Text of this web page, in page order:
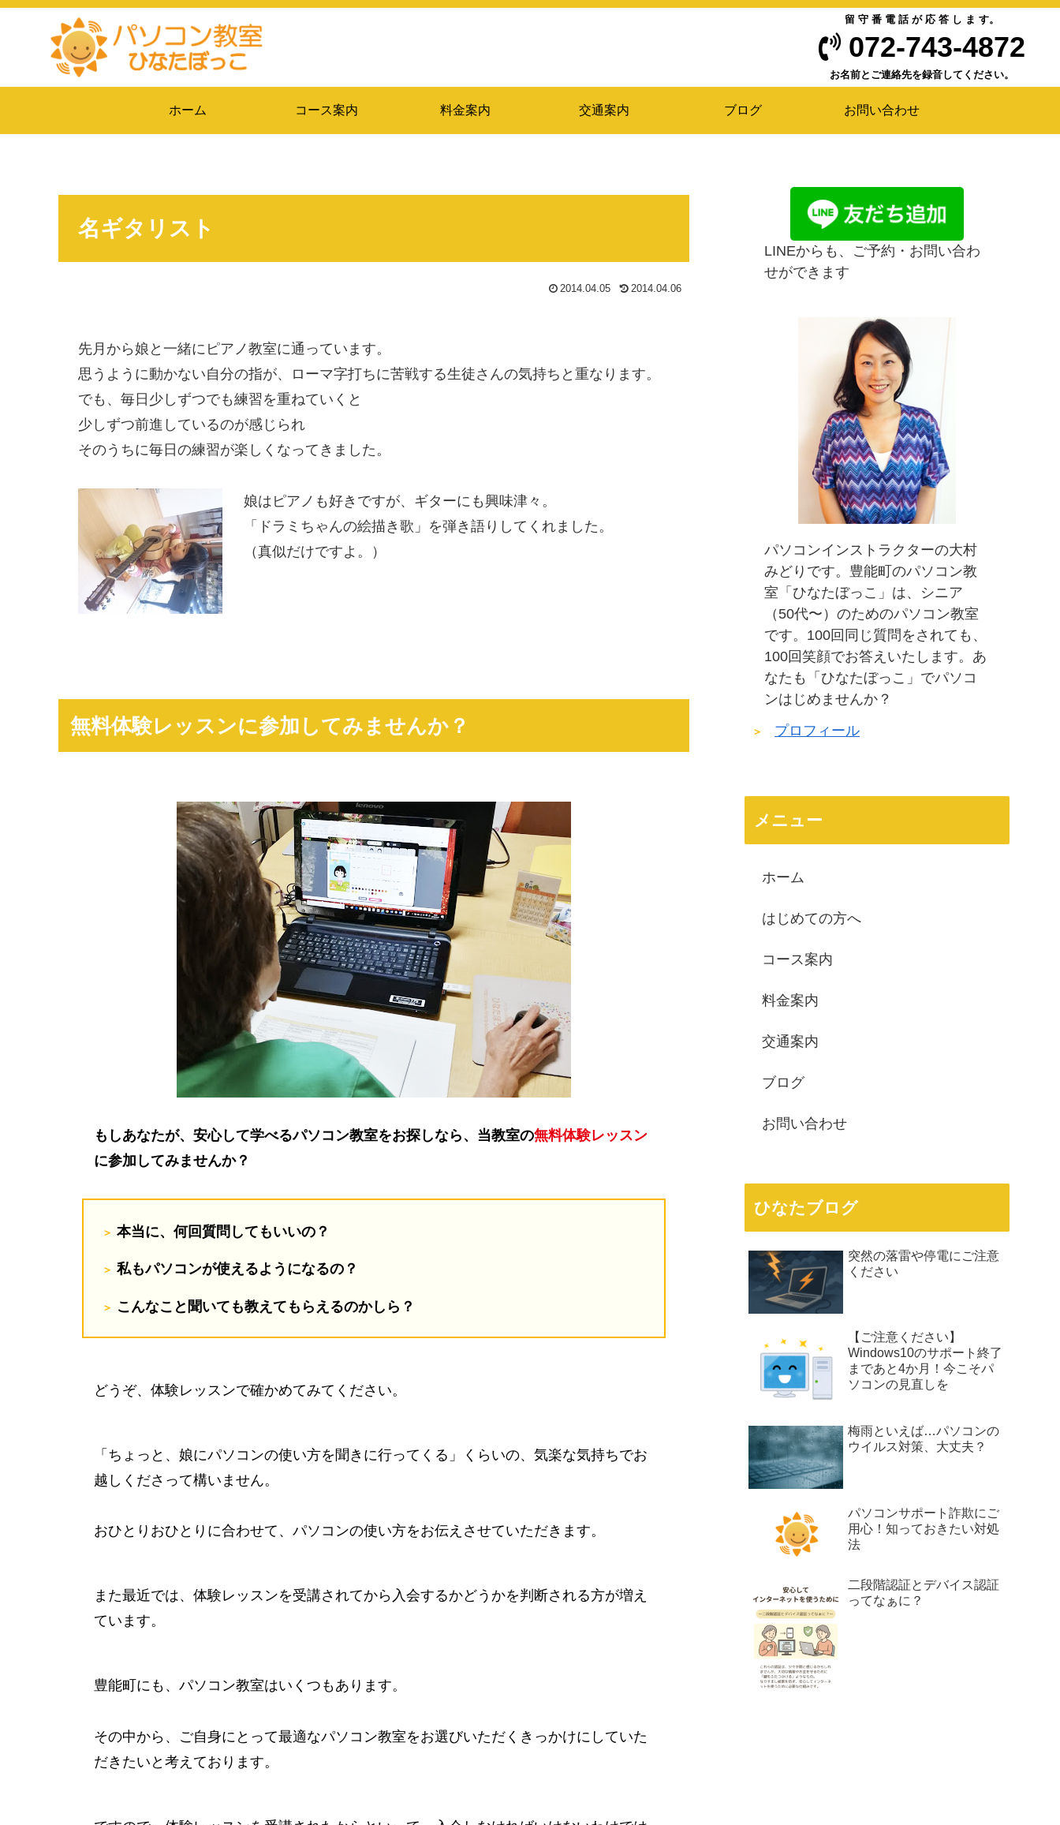
留 守 番 電 話 が 応 答 し ま す。
072-743-4872
お名前とご連絡先を録音してください。
ホーム コース案内 料金案内 交通案内 ブログ お問い合わせ
名ギタリスト
2014.04.05 2014.04.06
先月から娘と一緒にピアノ教室に通っています。
思うように動かない自分の指が、ローマ字打ちに苦戦する生徒さんの気持ちと重なります。
でも、毎日少しずつでも練習を重ねていくと
少しずつ前進しているのが感じられ
そのうちに毎日の練習が楽しくなってきました。
娘はピアノも好きですが、ギターにも興味津々。
「ドラミちゃんの絵描き歌」を弾き語りしてくれました。
（真似だけですよ。）
無料体験レッスンに参加してみませんか？
もしあなたが、安心して学べるパソコン教室をお探しなら、当教室の無料体験レッスン
に参加してみませんか？
本当に、何回質問してもいいの？
私もパソコンが使えるようになるの？
こんなこと聞いても教えてもらえるのかしら？
どうぞ、体験レッスンで確かめてみてください。
「ちょっと、娘にパソコンの使い方を聞きに行ってくる」くらいの、気楽な気持ちでお
越しくださって構いません。
おひとりおひとりに合わせて、パソコンの使い方をお伝えさせていただきます。
また最近では、体験レッスンを受講されてから入会するかどうかを判断される方が増え
ています。
豊能町にも、パソコン教室はいくつもあります。
その中から、ご自身にとって最適なパソコン教室をお選びいただくきっかけにしていた
だきたいと考えております。
LINEからも、ご予約・お問い合わ
せができます
パソコンインストラクターの大村
みどりです。豊能町のパソコン教
室「ひなたぼっこ」は、シニア
（50代〜）のためのパソコン教室
です。100回同じ質問をされても、
100回笑顔でお答えいたします。あ
なたも「ひなたぼっこ」でパソコ
ンはじめませんか？
プロフィール
メニュー
ホーム
はじめての方へ
コース案内
料金案内
交通案内
ブログ
お問い合わせ
ひなたブログ
突然の落雷や停電にご注意
ください
【ご注意ください】
Windows10のサポート終了
まであと4か月！今こそパ
ソコンの見直しを
梅雨といえば…パソコンの
ウイルス対策、大丈夫？
パソコンサポート詐欺にご
用心！知っておきたい対処
法
二段階認証とデバイス認証
ってなぁに？